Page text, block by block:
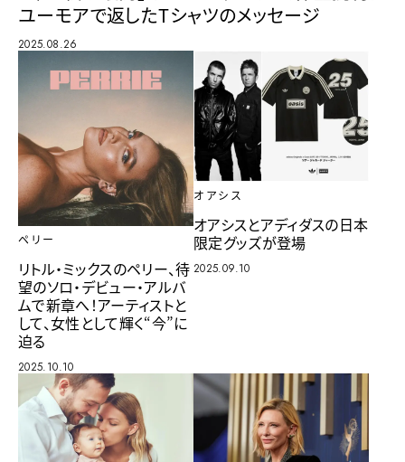
ユーモアで返したTシャツのメッセージ
2025.08.26
ペリー
リトル・ミックスのペリー、待
望のソロ・デビュー・アルバ
ムで新章へ！アーティストと
して、女性として輝く“今”に
迫る
2025.10.10
オアシス
オアシスとアディダスの日本
限定グッズが登場
2025.09.10